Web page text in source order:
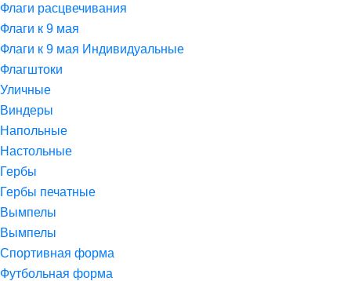
Флаги расцвечивания
Флаги к 9 мая
Флаги к 9 мая Индивидуальные
Флагштоки
Уличные
Виндеры
Напольные
Настольные
Гербы
Гербы печатные
Вымпелы
Вымпелы
Спортивная форма
Футбольная форма